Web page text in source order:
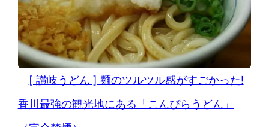
[ 讃岐うどん ] 麺のツルツル感がすごかった!
香川最強の観光地にある「こんぴらうどん」